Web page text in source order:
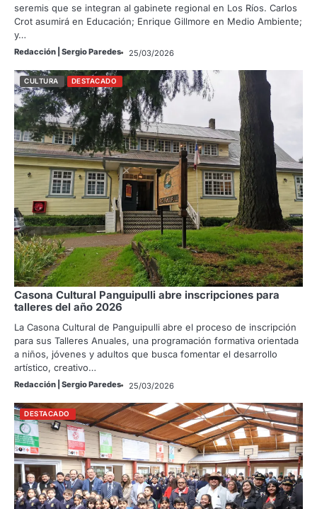
seremis que se integran al gabinete regional en Los Ríos. Carlos
Crot asumirá en Educación; Enrique Gillmore en Medio Ambiente;
y…
Redacción | Sergio Paredes 25/03/2026
CULTURA DESTACADO
Casona Cultural Panguipulli abre inscripciones para
talleres del año 2026
La Casona Cultural de Panguipulli abre el proceso de inscripción
para sus Talleres Anuales, una programación formativa orientada
a niños, jóvenes y adultos que busca fomentar el desarrollo
artístico, creativo…
Redacción | Sergio Paredes 25/03/2026
DESTACADO